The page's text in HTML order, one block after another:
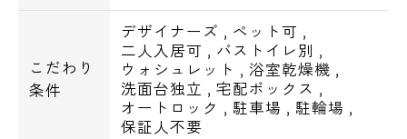
こだわり
条件
デザイナーズ , ペット可 ,
二人入居可 , バストイレ別 ,
ウォシュレット , 浴室乾燥機 ,
洗面台独立 ,宅配ボックス ,
オートロック , 駐車場 , 駐輪場 ,
保証人不要